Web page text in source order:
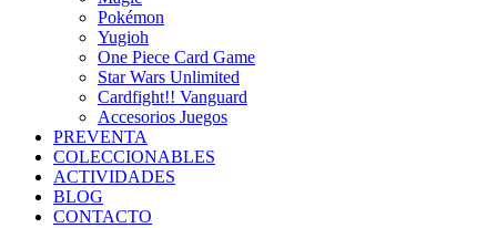
Pokémon
Yugioh
One Piece Card Game
Star Wars Unlimited
Cardfight!! Vanguard
Accesorios Juegos
PREVENTA
COLECCIONABLES
ACTIVIDADES
BLOG
CONTACTO